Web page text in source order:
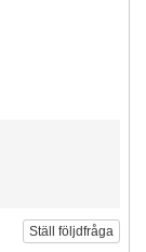
Ställ följdfråga